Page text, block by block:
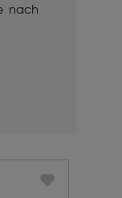
nach